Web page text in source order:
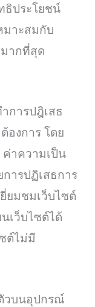
ธิประโยชน์
าะสมกับ
ากที่สุด
การปฎิเสธ
องการ โดย
ค่าความเป็น
ารปฏิเสธการ
ยมชมเว็บไซต์
เว็บไซต์ได้
ต์ไม่มี
วบนอุปกรณ์